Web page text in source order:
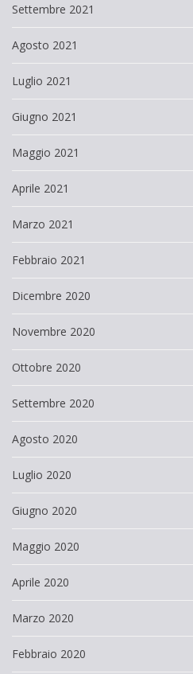
Settembre 2021
Agosto 2021
Luglio 2021
Giugno 2021
Maggio 2021
Aprile 2021
Marzo 2021
Febbraio 2021
Dicembre 2020
Novembre 2020
Ottobre 2020
Settembre 2020
Agosto 2020
Luglio 2020
Giugno 2020
Maggio 2020
Aprile 2020
Marzo 2020
Febbraio 2020